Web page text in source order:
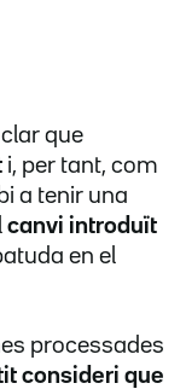
que
i, per tant, com
a tenir una
canvi introduït
en el
processades
consideri que